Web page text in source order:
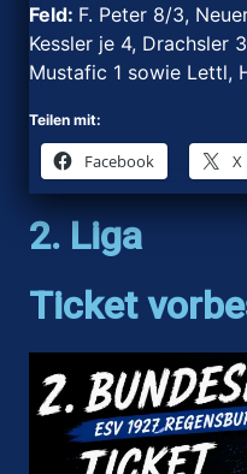
Feld: F. Peter 8/3,
Kessler je 4, Drachsler
Mustafic 1 sowie Lettl,
Teilen mit:
Facebook X
2. Liga
Ticket